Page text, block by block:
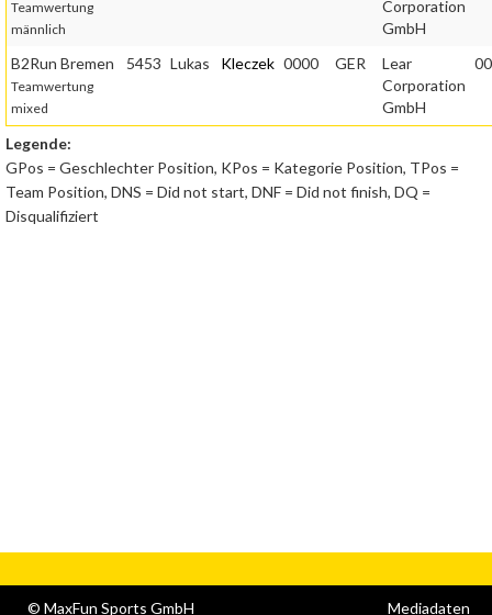
Teamwertung
männlich
Corporation
GmbH
B2Run Bremen
Teamwertung
mixed
5453 Lukas Kleczek 0000 GER
Lear
Corporation
GmbH
Legende:
GPos = Geschlechter Position, KPos = Kategorie Position, TPos =
Team Position, DNS = Did not start, DNF = Did not finish, DQ =
Disqualifiziert
© MaxFun Sports GmbH
Mediadaten